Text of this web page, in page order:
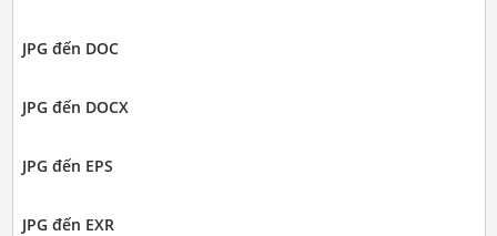
JPG đến DOC
JPG đến DOCX
JPG đến EPS
JPG đến EXR